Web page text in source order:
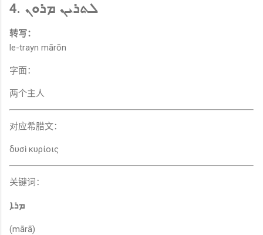
4. ܠܬܪܝܢ ܡܪܘܢ
转写：
le-trayn mārōn
字面：
两个主人
对应希腊文：
δυσὶ κυρίοις
关键词：
ܡܪܐ
(mārā)